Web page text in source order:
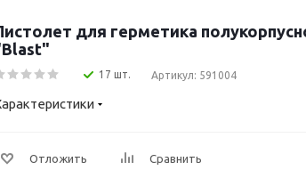
для герметика
17 шт. Артикул: 591004
Отложить Сравнить